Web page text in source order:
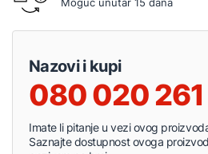
Nazovi i kupi
080 020 261
Imate li pitanje u vezi ovog
Saznajte dostupnost ovoga